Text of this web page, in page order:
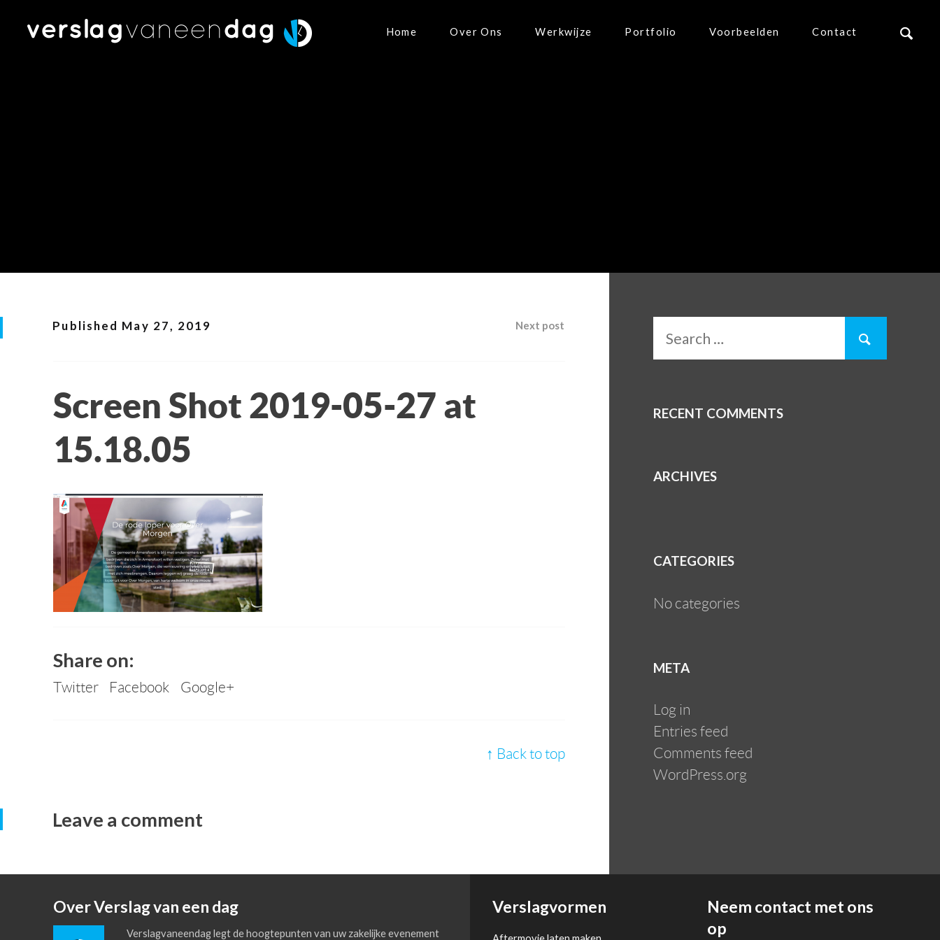
Home Over Ons Werkwijze Portfolio Voorbeelden Contact
Published May 27, 2019 Next post
Screen Shot 2019-05-27 at
15.18.05
Share on:
Twitter Facebook Google+
↑ Back to top
Leave a comment
RECENT COMMENTS
ARCHIVES
CATEGORIES
No categories
META
Log in
Entries feed
Comments feed
WordPress.org
Over Verslag van een dag
Verslagvaneendag legt de hoogtepunten van uw zakelijke evenement
Verslagvormen
Neem contact met ons
op